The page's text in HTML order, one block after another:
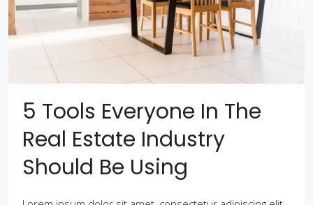
5 Tools Everyone In The
Real Estate Industry
Should Be Using